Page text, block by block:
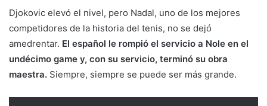
Djokovic elevó el nivel, pero Nadal, uno de los mejores
competidores de la historia del tenis, no se dejó
amedrentar. El español le rompió el servicio a Nole en el
undécimo game y, con su servicio, terminó su obra
maestra. Siempre, siempre se puede ser más grande.